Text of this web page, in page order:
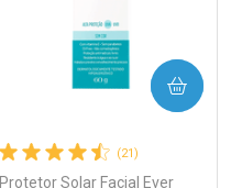
(21)
Protetor Solar Facial Ever
COMPRAR